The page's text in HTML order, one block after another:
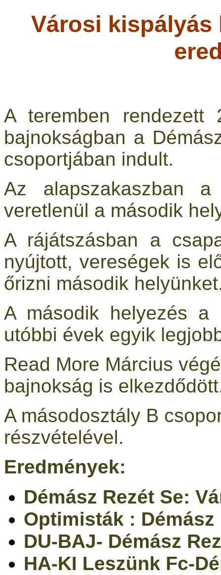
Városi
A teremben rendezett
bajnokságban a
csoportjában indult.
Az alapszakaszban
veretlenül a második
A rájátszásban a
nyújtott, vereségek is
őrizni második
A második helyezés a
utóbbi évek egyik
Read More Március
bajnokság is
A másodosztály B
részvételével.
Eredmények:
Démász Rezét Se:
Optimisták : Démász
DU-BAJ- Démász
HA-KI Leszünk Fc-